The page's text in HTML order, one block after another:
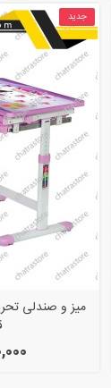
جدید
میز و صندلی